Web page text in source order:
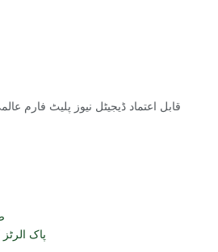
قابل اعتماد ڈیجیٹل نیوز پلیٹ فارم
پاک